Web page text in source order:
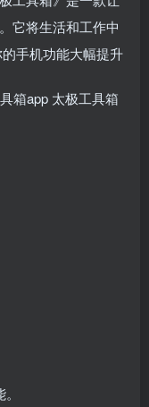
它将生活和工作中
手机功能大幅提升